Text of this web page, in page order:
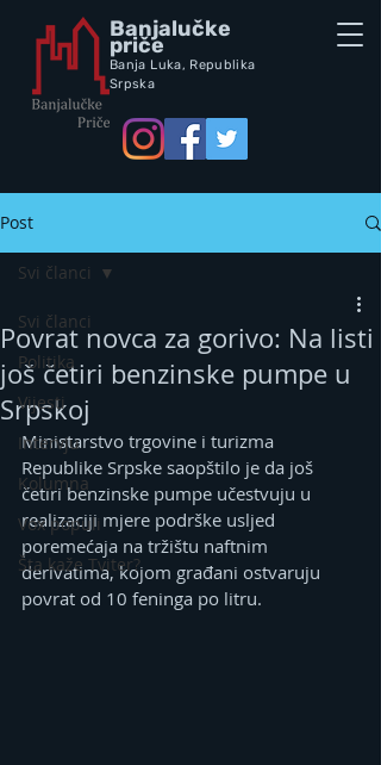
Banjalučke
priče
Banja Luka, Republika
Srpska
Post
Svi članci
Politika
Vijesti
Intervju
Kolumna
Vox populi
Šta kaže Tviter?
Svi članci
Povrat novca za gorivo: Na listi
još četiri benzinske pumpe u
Srpskoj
Ministarstvo trgovine i turizma
Republike Srpske saopštilo je da još
četiri benzinske pumpe učestvuju u
realizaciji mjere podrške usljed
poremećaja na tržištu naftnim
derivatima, kojom građani ostvaruju
povrat od 10 feninga po litru.